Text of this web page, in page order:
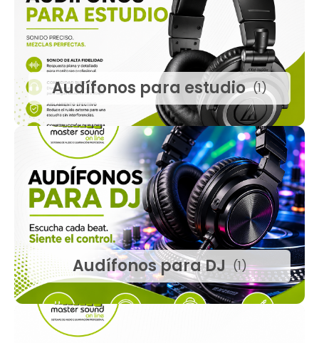
Audífonos para estudio (1)
Audífonos para DJ (1)